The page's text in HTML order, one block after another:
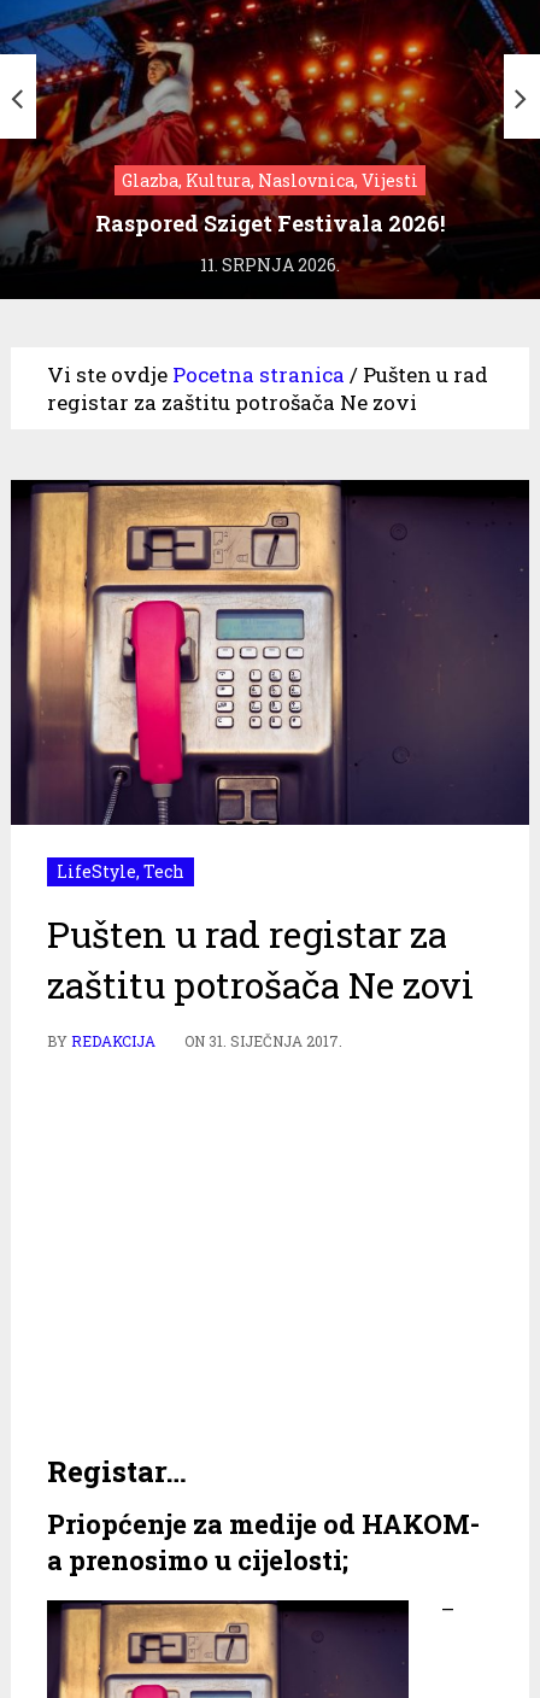
Glazba, Kultura, Naslovnica, Vijesti
Raspored Sziget Festivala 2026!
11. SRPNJA 2026.
Vi ste ovdje Pocetna stranica / Pušten u rad
registar za zaštitu potrošača Ne zovi
LifeStyle, Tech
Pušten u rad registar za
zaštitu potrošača Ne zovi
BYREDAKCIJA ON 31. SIJEČNJA 2017.
Registar…
Priopćenje za medije od HAKOM-
a prenosimo u cijelosti;
–